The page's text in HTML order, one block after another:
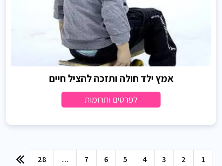
אמץ ילד חולה ותזכה להציל חיים
לפרטים ותרומות
1
2
3
4
5
6
7
…
28